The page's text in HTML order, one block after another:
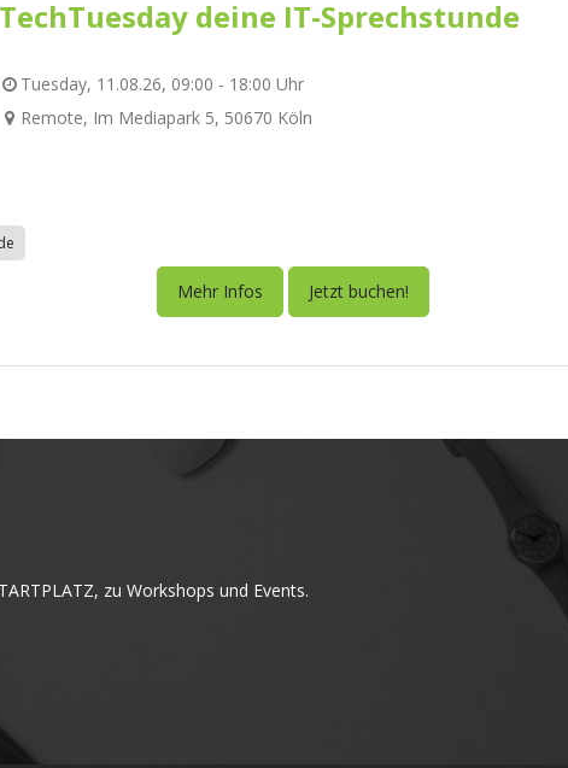
TechTuesday deine IT-Sprechstunde
Tuesday, 11.08.26, 09:00 - 18:00 Uhr
Remote, Im Mediapark 5, 50670 Köln
Mehr Infos Jetzt buchen!
zu Workshops und Events.